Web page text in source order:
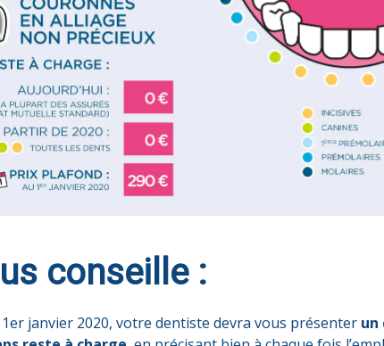
conseille :
janvier 2020, votre dentiste devra vous présenter un